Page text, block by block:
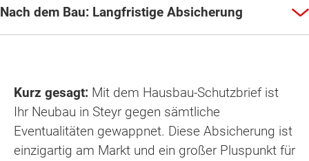
Nach dem Bau: Langfristige Absicherung
Kurz gesagt: Mit dem Hausbau-Schutzbrief ist
Ihr Neubau in Steyr gegen sämtliche
Eventualitäten gewappnet. Diese Absicherung ist
einzigartig am Markt und ein großer Pluspunkt für